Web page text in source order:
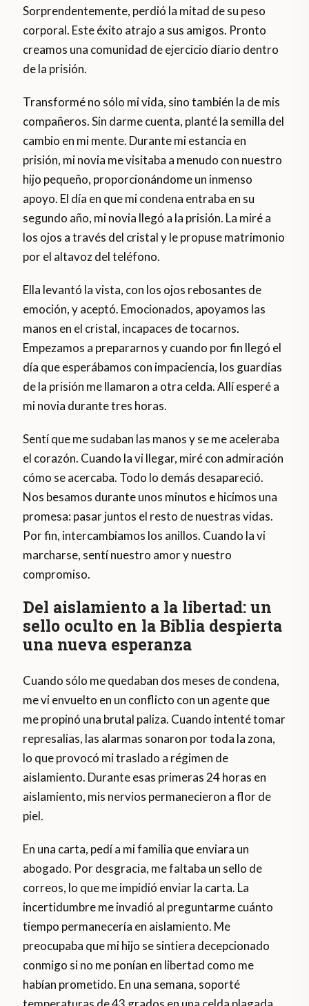
Sorprendentemente, perdió la mitad de su peso
corporal. Este éxito atrajo a sus amigos. Pronto
creamos una comunidad de ejercicio diario dentro
de la prisión.
Transformé no sólo mi vida, sino también la de mis
compañeros. Sin darme cuenta, planté la semilla del
cambio en mi mente. Durante mi estancia en
prisión, mi novia me visitaba a menudo con nuestro
hijo pequeño, proporcionándome un inmenso
apoyo. El día en que mi condena entraba en su
segundo año, mi novia llegó a la prisión. La miré a
los ojos a través del cristal y le propuse matrimonio
por el altavoz del teléfono.
Ella levantó la vista, con los ojos rebosantes de
emoción, y aceptó. Emocionados, apoyamos las
manos en el cristal, incapaces de tocarnos.
Empezamos a prepararnos y cuando por fin llegó el
día que esperábamos con impaciencia, los guardias
de la prisión me llamaron a otra celda. Allí esperé a
mi novia durante tres horas.
Sentí que me sudaban las manos y se me aceleraba
el corazón. Cuando la vi llegar, miré con admiración
cómo se acercaba. Todo lo demás desapareció.
Nos besamos durante unos minutos e hicimos una
promesa: pasar juntos el resto de nuestras vidas.
Por fin, intercambiamos los anillos. Cuando la vi
marcharse, sentí nuestro amor y nuestro
compromiso.
Del aislamiento a la libertad: un
sello oculto en la Biblia despierta
una nueva esperanza
Cuando sólo me quedaban dos meses de condena,
me vi envuelto en un conflicto con un agente que
me propinó una brutal paliza. Cuando intenté tomar
represalias, las alarmas sonaron por toda la zona,
lo que provocó mi traslado a régimen de
aislamiento. Durante esas primeras 24 horas en
aislamiento, mis nervios permanecieron a flor de
piel.
En una carta, pedí a mi familia que enviara un
abogado. Por desgracia, me faltaba un sello de
correos, lo que me impidió enviar la carta. La
incertidumbre me invadió al preguntarme cuánto
tiempo permanecería en aislamiento. Me
preocupaba que mi hijo se sintiera decepcionado
conmigo si no me ponían en libertad como me
habían prometido. En una semana, soporté